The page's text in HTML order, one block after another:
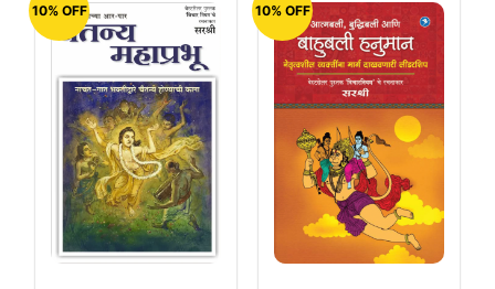
10% OFF 10% OFF